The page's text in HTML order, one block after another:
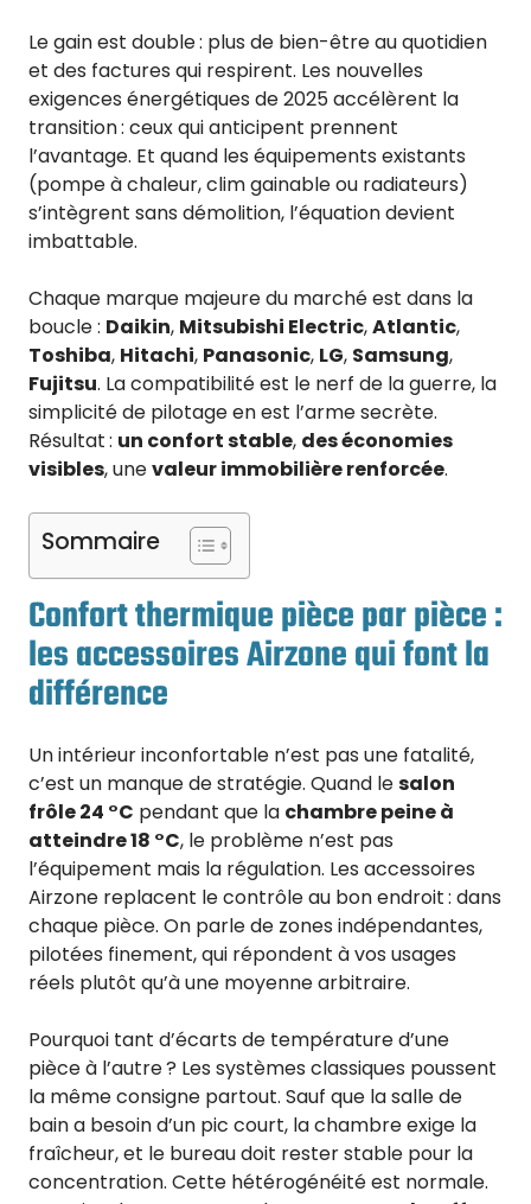
Le gain est double : plus de bien-être au quotidien
et des factures qui respirent. Les nouvelles
exigences énergétiques de 2025 accélèrent la
transition : ceux qui anticipent prennent
l’avantage. Et quand les équipements existants
(pompe à chaleur, clim gainable ou radiateurs)
s’intègrent sans démolition, l’équation devient
imbattable.
Chaque marque majeure du marché est dans la
boucle : Daikin, Mitsubishi Electric,Atlantic,
Toshiba, Hitachi, Panasonic, LG, Samsung,
Fujitsu. La compatibilité est le nerf de la guerre, la
simplicité de pilotage en est l’arme secrète.
Résultat : un confort stable, des économies
visibles, unevaleur immobilière renforcée.
Sommaire
Confort thermique pièce par pièce :
les accessoires Airzone qui font la
différence
Un intérieur inconfortable n’est pas une fatalité,
c’est un manque de stratégie. Quand lesalon
frôle 24 °C pendant que la chambre peine à
atteindre 18 °C, le problème n’est pas
l’équipement mais la régulation. Les accessoires
Airzone replacent le contrôle au bon endroit : dans
chaque pièce. On parle de zones indépendantes,
pilotées finement, qui répondent à vos usages
réels plutôt qu’à une moyenne arbitraire.
Pourquoi tant d’écarts de température d’une
pièce à l’autre ? Les systèmes classiques poussent
la même consigne partout. Sauf que la salle de
bain a besoin d’un pic court, la chambre exige la
fraîcheur, et le bureau doit rester stable pour la
concentration. Cette hétérogénéité est normale.